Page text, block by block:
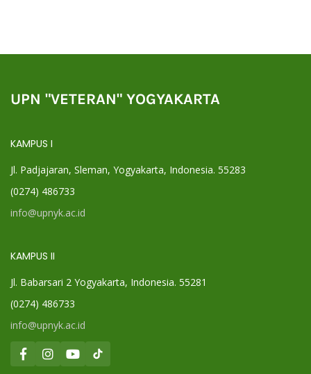
UPN "VETERAN" YOGYAKARTA
KAMPUS I
Jl. Padjajaran, Sleman, Yogyakarta, Indonesia. 55283
(0274) 486733
info@upnyk.ac.id
KAMPUS II
Jl. Babarsari 2 Yogyakarta, Indonesia. 55281
(0274) 486733
info@upnyk.ac.id